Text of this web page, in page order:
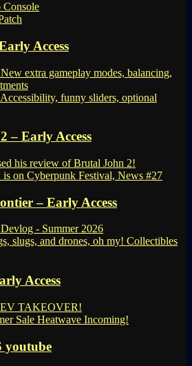
Access
extra gameplay modes, balancing,
funny sliders, optional
– Early Access
his review of Brutal John 2!
on Cyberpunk Festival, News #27
– Early Access
- Summer 2026
slugs, and drones, oh my! Collectibles
Access
TAKEOVER!
Sale Heatwave Incoming!
youtube